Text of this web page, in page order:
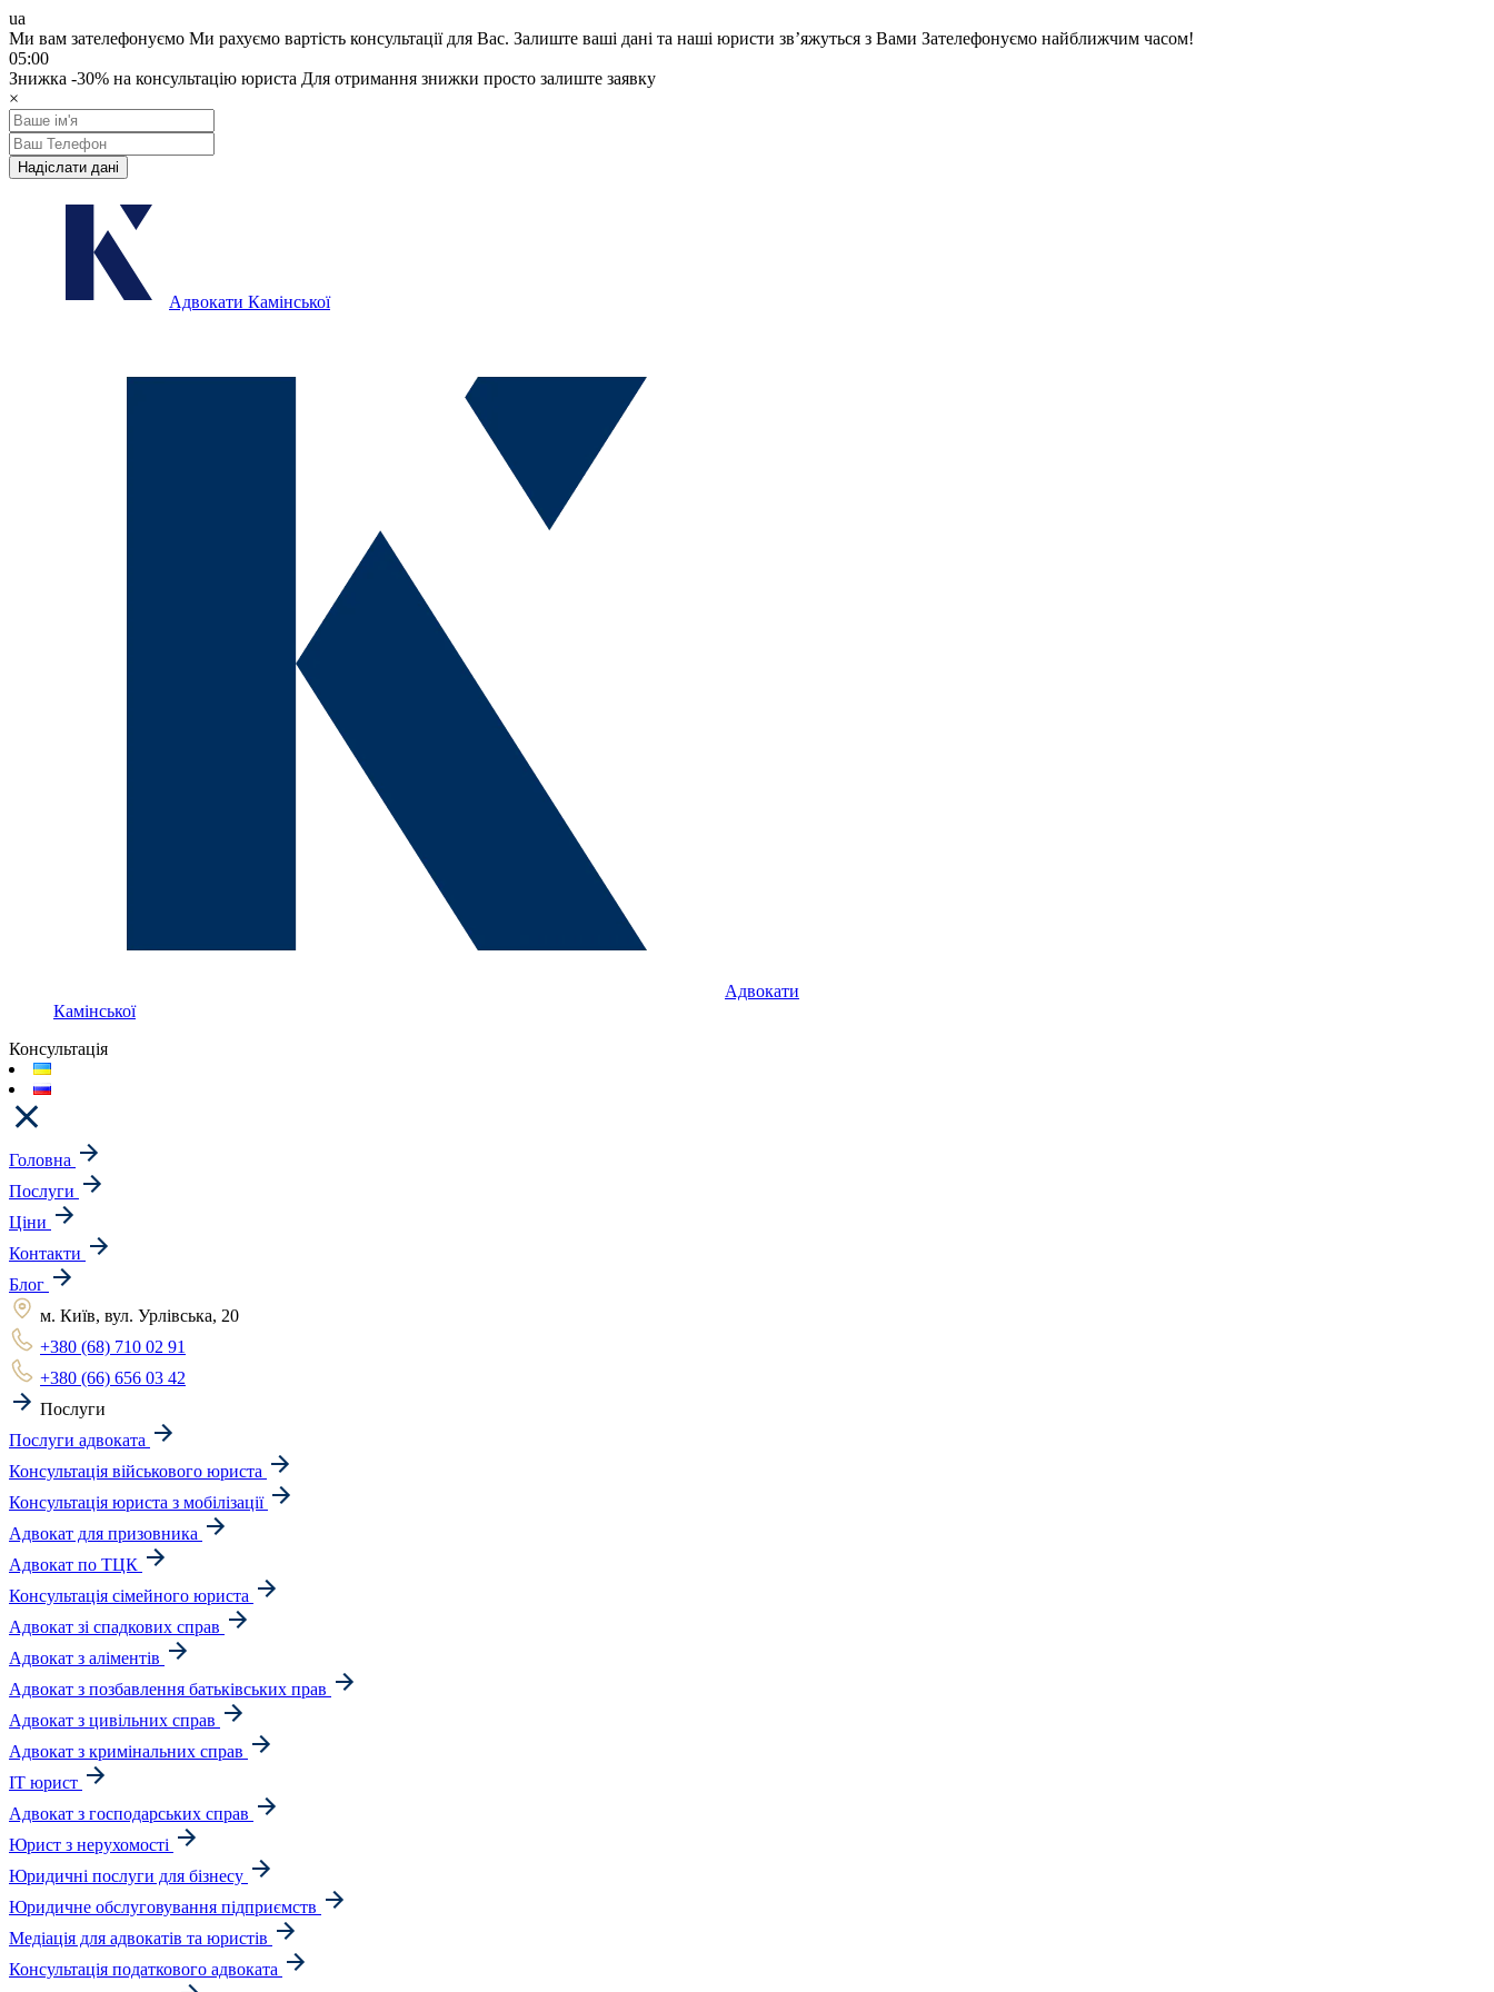
ua
Ми вам зателефонуємо Ми рахуємо вартість консультації для Вас. Залиште ваші дані та наші юристи звʼяжуться з Вами Зателефонуємо найближчим часом!
05:00
Знижка -30% на консультацію юриста Для отримання знижки просто залиште заявку
×
Надіслати дані
Адвокати Камінської
Адвокати
Камінської
Консультація
Головна
Послуги
Ціни
Контакти
Блог
м. Київ, вул. Урлівська, 20
+380 (68) 710 02 91
+380 (66) 656 03 42
Послуги
Послуги адвоката
Консультація військового юриста
Консультація юриста з мобілізації
Адвокат для призовника
Адвокат по ТЦК
Консультація сімейного юриста
Адвокат зі спадкових справ
Адвокат з аліментів
Адвокат з позбавлення батьківських прав
Адвокат з цивільних справ
Адвокат з кримінальних справ
IT юрист
Адвокат з господарських справ
Юрист з нерухомості
Юридичні послуги для бізнесу
Юридичне обслуговування підприємств
Медіація для адвокатів та юристів
Консультація податкового адвоката